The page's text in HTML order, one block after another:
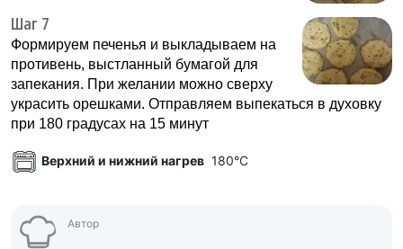
Шаг 7
Формируем печенья и выкладываем на
противень, выстланный бумагой для
запекания. При желании можно сверху
украсить орешками. Отправляем выпекаться в духовку
при 180 градусах на 15 минут
Верхний и нижний нагрев 180°C
Автор